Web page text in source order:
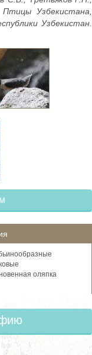
Узбекистана,
Узбекистан.
оляпка